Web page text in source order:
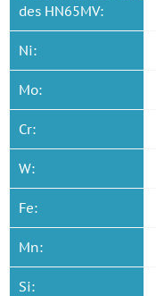
des HN65MV:
Ni:
Mo:
Cr:
W:
Fe:
Mn:
Si: